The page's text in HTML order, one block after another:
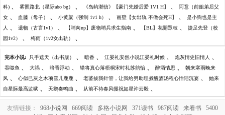
科) 、 雾照路北（星际abo bg） 、 《岛屿潮信》【豪门先婚后爱 1V1 H】 、 阿意（前姐弟后父
女 、 血藤（母子） 、 小黄粱（强制 1v1 h） 、 画壁【女出轨 不做会死H】 、 是小狗也是主
人 、 遗物（古言1v1） 、 【哨向np】废物哨兵求生指南 、 【BL】花開眾枝 、 捷足先登（校
园1v2） 、 梅雨（1v2女出轨） 、
完本小说: 只手遮天（出书版） 、 暗香 、 江晏礼安然小说江晏礼时候 、 炮灰情史旧情人 、
吞噬鱼 、 大祸 、 暗香浮动 、 错将真心落梧桐宋时礼苏韵怡 、 醉酒情思 、 朝来寒雨晚来
风 、 心似已灰之木项雪儿鹿鹿 、 老婆拔我针管，让我给男助理煮醒酒汤程心怡陆沉宴 、 她来
自星际最高监狱 、 天鹅奏鸣曲 、 从前不待春风慢祝如星许云毅 、
友情链接： 968小说网 669阅读 多格小说网 371读书 987阅读 来看书
5400